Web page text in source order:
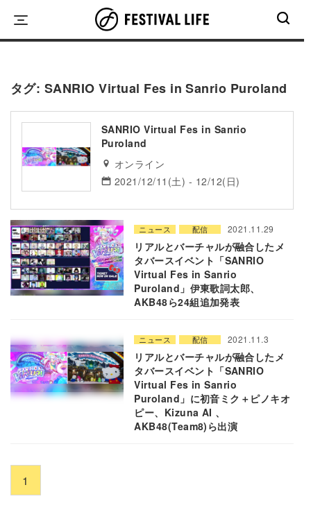
content
タグ: SANRIO Virtual Fes in Sanrio Puroland
SANRIO Virtual Fes in Sanrio
Puroland
オンライン
2021/12/11(土) - 12/12(日)
ニュース 配信 2021.11.29
リアルとバーチャルが融合したメ
タバースイベント「SANRIO
Virtual Fes in Sanrio
Puroland」伊東歌詞太郎、
AKB48ら24組追加発表
ニュース 配信 2021.11.3
リアルとバーチャルが融合したメ
タバースイベント「SANRIO
Virtual Fes in Sanrio
Puroland」に初音ミク＋ピノキオ
ピー、Kizuna AI 、
AKB48(Team8)ら出演
1